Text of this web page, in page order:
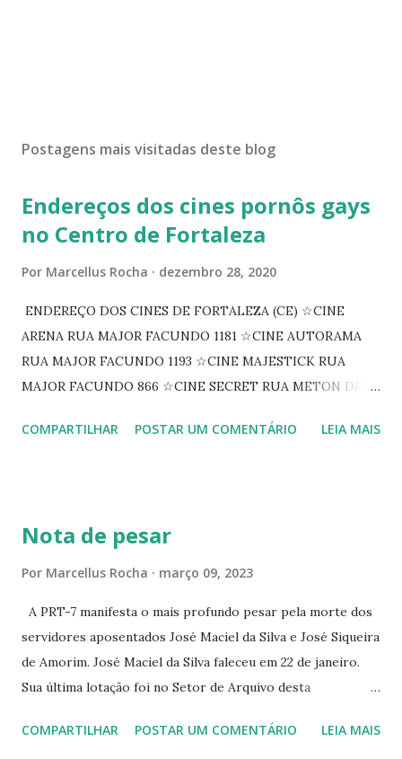
Postagens mais visitadas deste blog
Endereços dos cines pornôs gays
no Centro de Fortaleza
Por Marcellus Rocha dezembro 28, 2020
ENDEREÇO DOS CINES DE FORTALEZA (CE) ☆CINE
ARENA RUA MAJOR FACUNDO 1181 ☆CINE AUTORAMA
RUA MAJOR FACUNDO 1193 ☆CINE MAJESTICK RUA
MAJOR FACUNDO 866 ☆CINE SECRET RUA METON DE
PEIXOTO 1307 ☆CINE IRIS RUA FLORIANO PEIXOTO 1206
☆CINE VIP CLUBE RUA 24 DE MAIO 825 ☆CINE ECLIPSE
COMPARTILHAR POSTAR UM COMENTÁRIO LEIA MAIS
Nota de pesar
Por Marcellus Rocha março 09, 2023
A PRT-7 manifesta o mais profundo pesar pela morte dos
servidores aposentados José Maciel da Silva e José Siqueira
de Amorim. José Maciel da Silva faleceu em 22 de janeiro.
Sua última lotação foi no Setor de Arquivo desta
Siqueira Amorim faleceu em 28 de fevereiro e encerrou a
COMPARTILHAR POSTAR UM COMENTÁRIO LEIA MAIS